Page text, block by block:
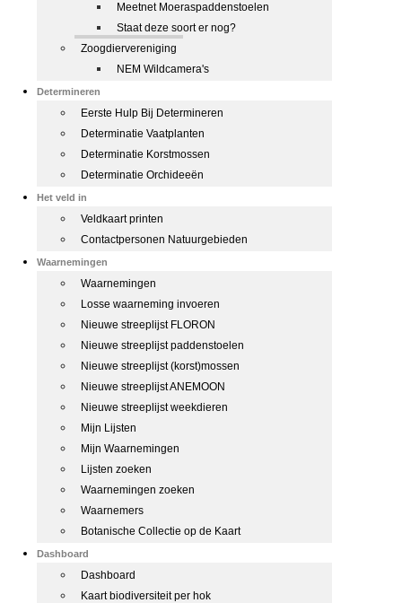
Meetnet Moeraspaddenstoelen
Staat deze soort er nog?
Zoogdiervereniging
NEM Wildcamera's
Determineren
Eerste Hulp Bij Determineren
Determinatie Vaatplanten
Determinatie Korstmossen
Determinatie Orchideeën
Het veld in
Veldkaart printen
Contactpersonen Natuurgebieden
Waarnemingen
Waarnemingen
Losse waarneming invoeren
Nieuwe streeplijst FLORON
Nieuwe streeplijst paddenstoelen
Nieuwe streeplijst (korst)mossen
Nieuwe streeplijst ANEMOON
Nieuwe streeplijst weekdieren
Mijn Lijsten
Mijn Waarnemingen
Lijsten zoeken
Waarnemingen zoeken
Waarnemers
Botanische Collectie op de Kaart
Dashboard
Dashboard
Kaart biodiversiteit per hok